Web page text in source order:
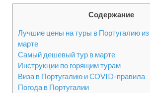
Содержание
Лучшие цены на туры в Португалию
марте
Самый дешевый тур в марте
Инструкции по горящим турам
Виза в Португалию и COVID-правила
Погода в Португалии